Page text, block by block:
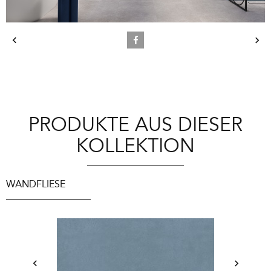
PRODUKTE AUS DIESER
KOLLEKTION
WANDFLIESE